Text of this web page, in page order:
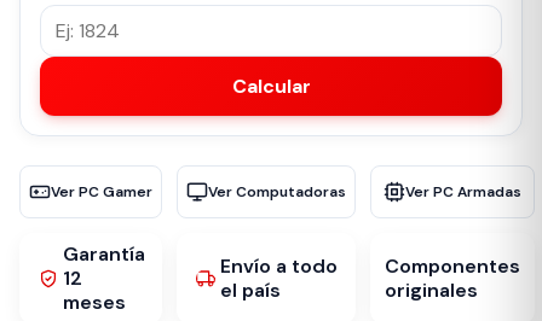
Calcular
Ver PC Gamer Ver Computadoras Ver PC Armadas
Garantía
12
meses
Envío a todo
el país
Componentes
originales